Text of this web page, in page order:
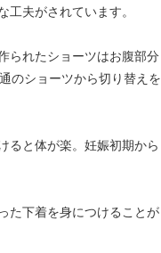
夫がされています。
られたショーツはお腹部分
のショーツから切り替えを
ると体が楽。妊娠初期から
た下着を身につけることが